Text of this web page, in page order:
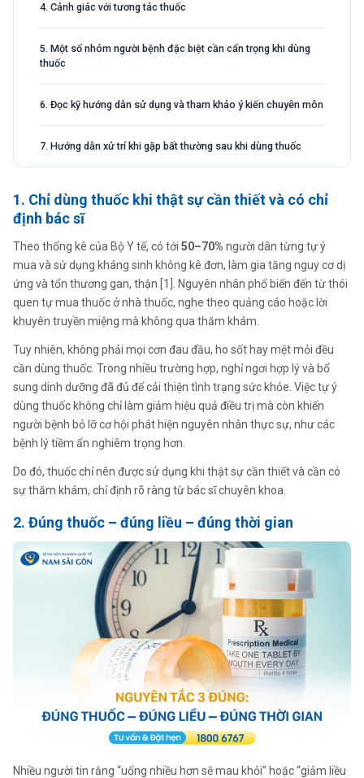
4. Cảnh giác với tương tác thuốc
5. Một số nhóm người bệnh đặc biệt cần cẩn trọng khi dùng
thuốc
6. Đọc kỹ hướng dẫn sử dụng và tham khảo ý kiến chuyên môn
7. Hướng dẫn xử trí khi gặp bất thường sau khi dùng thuốc
1. Chỉ dùng thuốc khi thật sự cần thiết và có chỉ
định bác sĩ
Theo thống kê của Bộ Y tế, có tới 50–70% người dân từng tự ý
mua và sử dụng kháng sinh không kê đơn, làm gia tăng nguy cơ dị
ứng và tổn thương gan, thận [1]. Nguyên nhân phổ biến đến từ thói
quen tự mua thuốc ở nhà thuốc, nghe theo quảng cáo hoặc lời
khuyên truyền miệng mà không qua thăm khám.
Tuy nhiên, không phải mọi cơn đau đầu, ho sốt hay mệt mỏi đều
cần dùng thuốc. Trong nhiều trường hợp, nghỉ ngơi hợp lý và bổ
sung dinh dưỡng đã đủ để cải thiện tình trạng sức khỏe. Việc tự ý
dùng thuốc không chỉ làm giảm hiệu quả điều trị mà còn khiến
người bệnh bỏ lỡ cơ hội phát hiện nguyên nhân thực sự, như các
bệnh lý tiềm ẩn nghiêm trọng hơn.
Do đó, thuốc chỉ nên được sử dụng khi thật sự cần thiết và cần có
sự thăm khám, chỉ định rõ ràng từ bác sĩ chuyên khoa.
2. Đúng thuốc – đúng liều – đúng thời gian
Nhiều người tin rằng “uống nhiều hơn sẽ mau khỏi” hoặc “giảm liều